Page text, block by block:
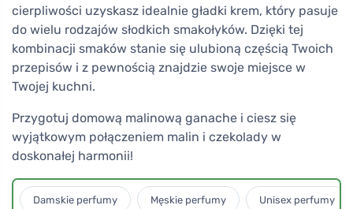
cierpliwości uzyskasz idealnie gładki krem, który pasuje
do wielu rodzajów słodkich smakołyków. Dzięki tej
kombinacji smaków stanie się ulubioną częścią Twoich
przepisów i z pewnością znajdzie swoje miejsce w
Twojej kuchni.
Przygotuj domową malinową ganache i ciesz się
wyjątkowym połączeniem malin i czekolady w
doskonałej harmonii!
Damskie perfumy Męskie perfumy Unisex perfumy